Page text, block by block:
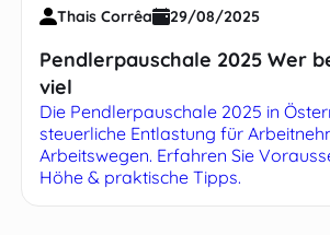
Thais Corrêa 29/08/2025
Pendlerpauschale 2025 Wer
viel
Die Pendlerpauschale 2025 in
steuerliche Entlastung für
Arbeitswegen. Erfahren Sie
Höhe & praktische Tipps.